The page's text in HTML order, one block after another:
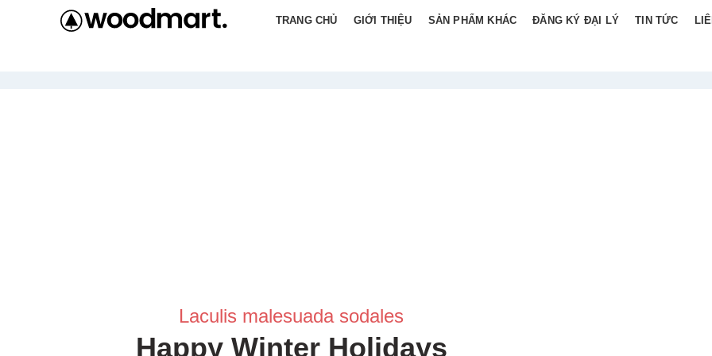
TRANG CHỦ GIỚI THIỆU SẢN PHẨM KHÁC ĐĂNG KÝ ĐẠI LÝ TIN TỨC
Laculis malesuada sodales
Happy Winter Holidays